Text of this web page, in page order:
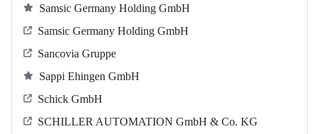
Samsic Germany Holding GmbH
Samsic Germany Holding GmbH
Sancovia Gruppe
Sappi Ehingen GmbH
Schick GmbH
SCHILLER AUTOMATION GmbH & Co. KG